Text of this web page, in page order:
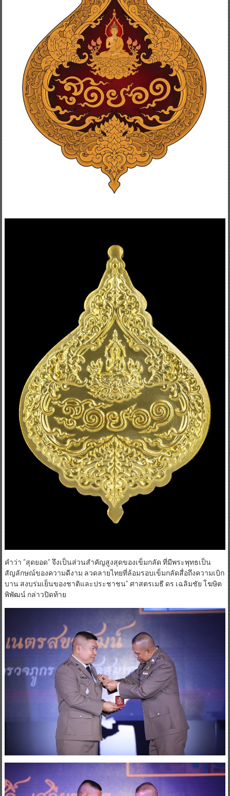
คำว่า “สุดยอด” จึงเป็นส่วนสำคัญสูงสุดของเข็มกลัด ที่มีพระพุทธเป็น
สัญลักษณ์ของความดีงาม ลวดลายไทยที่ล้อมรอบเข็มกลัดสื่อถึงความเบิก
บาน สงบร่มเย็นของชาติและประชาชน” ศาสตรเมธี ดร.เฉลิมชัย โฆษิต
พิพัฒน์ กล่าวปิดท้าย